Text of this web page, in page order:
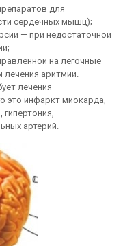
для
сердечных мышц);
— при недостаточной
на лёгочные
аритмии.
лечения
это инфаркт миокарда,
артерий.